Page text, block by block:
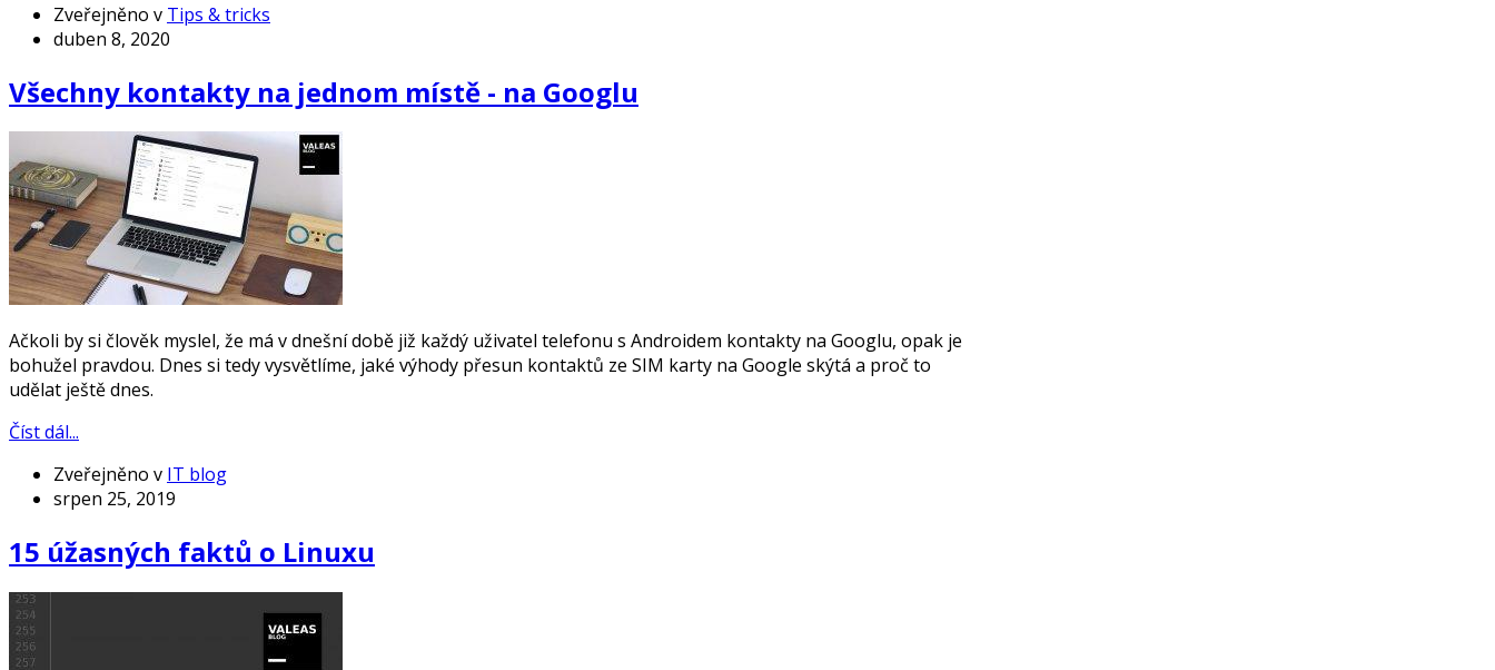
Zveřejněno v Tips & tricks
duben 8, 2020
Všechny kontakty na jednom místě - na Googlu
Ačkoli by si člověk myslel, že má v dnešní době již každý uživatel telefonu s Androidem kontakty na Googlu, opak je
bohužel pravdou. Dnes si tedy vysvětlíme, jaké výhody přesun kontaktů ze SIM karty na Google skýtá a proč to
udělat ještě dnes.
Číst dál...
Zveřejněno v IT blog
srpen 25, 2019
15 úžasných faktů o Linuxu